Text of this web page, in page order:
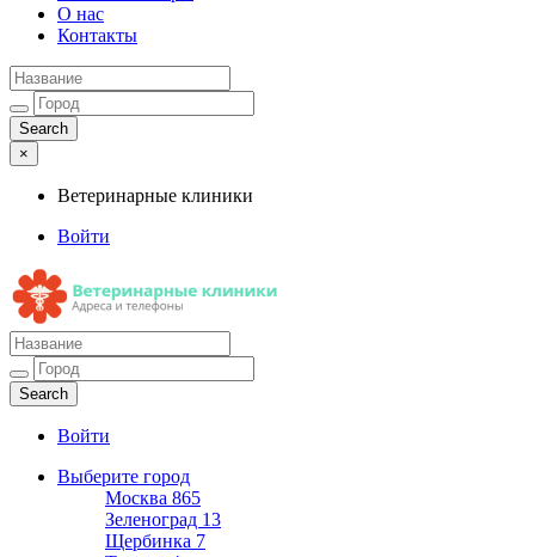
О нас
Контакты
×
Ветеринарные клиники
Войти
Ветеринарные клиники
Адреса и телефоны
Войти
Выберите город
Москва 865
Зеленоград 13
Щербинка 7